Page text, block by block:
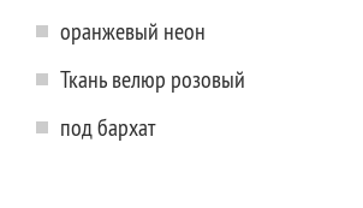
оранжевый неон
Ткань велюр розовый
под бархат